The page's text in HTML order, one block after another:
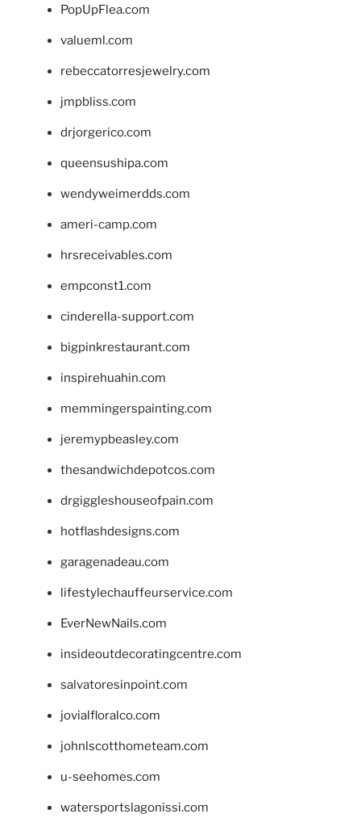
PopUpFlea.com
valueml.com
rebeccatorresjewelry.com
jmpbliss.com
drjorgerico.com
queensushipa.com
wendyweimerdds.com
ameri-camp.com
hrsreceivables.com
empconst1.com
cinderella-support.com
bigpinkrestaurant.com
inspirehuahin.com
memmingerspainting.com
jeremypbeasley.com
thesandwichdepotcos.com
drgiggleshouseofpain.com
hotflashdesigns.com
garagenadeau.com
lifestylechauffeurservice.com
EverNewNails.com
insideoutdecoratingcentre.com
salvatoresinpoint.com
jovialfloralco.com
johnlscotthometeam.com
u-seehomes.com
watersportslagonissi.com